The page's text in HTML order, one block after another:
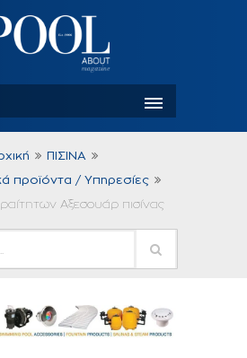
ΠΙΣΙΝΑ
προϊόντα / Υπηρεσίες
Αξεσουάρ πισίνας